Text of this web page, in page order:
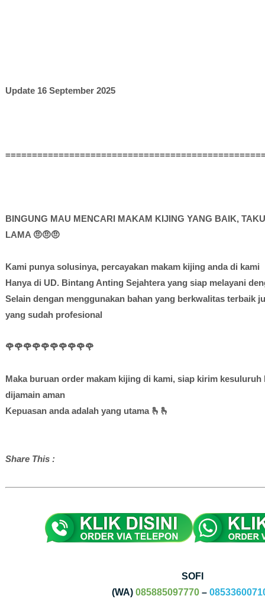
Update 16 September 2025
BINGUNG MAU MENCARI MAKAM KIJING YANG BAIK,
LAMA 🤨🤨🤨
Kami punya solusinya, percayakan makam kijing anda di kami
Hanya di UD. Bintang Anting Sejahtera yang siap melayani
Selain dengan menggunakan bahan yang berkwalitas terbaik
yang sudah profesional
🌹🌹🌹🌹🌹🌹🌹🌹🌹🌹
Maka buruan order makam kijing di kami, siap kirim kesuluruh
dijamain aman
Kepuasan anda adalah yang utama 🫰🫰
Share This :
SOFI
(WA)085885097770 –